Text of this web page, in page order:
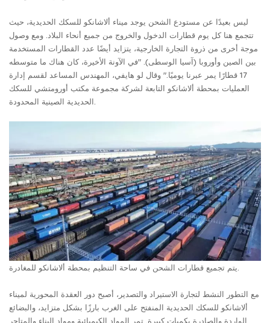
ليس بعيدًا عن مستودع الشحن يوجد ميناء ألاشانكو للسكك الحديدية، حيث
تتجمع هنا كل يوم قطارات الدخول والخروج من جميع أنحاء البلاد. ومع وصول
موجة أخرى من ذروة التجارة الخارجية، يتزايد أيضًا عدد القطارات المستخدمة
بين الصين وأوروبا (آسيا الوسطى). "في الآونة الأخيرة، كان هناك ما متوسطه
17 قطارًا يمر عبرنا يوميًا." وقال لو هايفي، المهندس المساعد لقسم إدارة
العمليات بمحطة ألاشانكو التابعة لشركة مجموعة مكتب أورومتشي للسكك
يتم تجميع قطارات الشحن في ساحة التنظيم بمحطة ألاشانكو للمغادرة.
مع التطور النشط لتجارة الاستيراد والتصدير، أصبح دور العقدة المحورية لميناء
ألاشانكو للسكك الحديدية المنفتح على الغرب بارزًا بشكل متزايد، والبضائع
الواردة والصادرة بكميات كبيرة. تمر المواد الكيميائية ومواد البناء والمتاجر